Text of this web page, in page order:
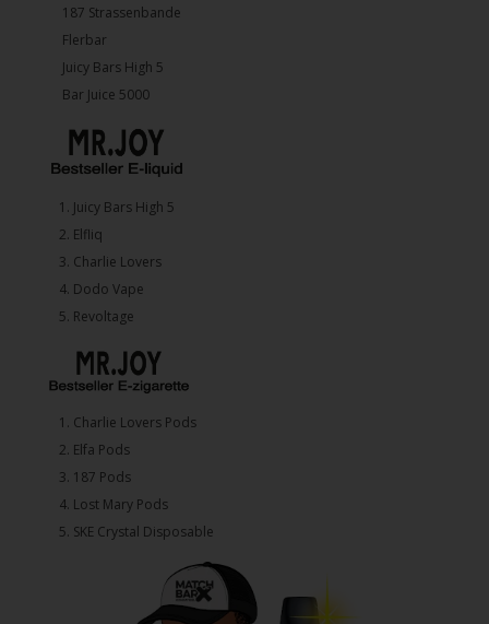
187 Strassenbande
Flerbar
Juicy Bars High 5
Bar Juice 5000
1.⁠ ⁠Juicy Bars High 5
2.⁠ ⁠⁠Elfliq
3.⁠ ⁠⁠Charlie Lovers
4.⁠ ⁠⁠Dodo Vape
5. ⁠Revoltage
1.⁠ ⁠Charlie Lovers Pods
2.⁠ ⁠⁠Elfa Pods
3.⁠ ⁠⁠187 Pods
4.⁠ ⁠⁠Lost Mary Pods
5.⁠ ⁠⁠SKE Crystal Disposable